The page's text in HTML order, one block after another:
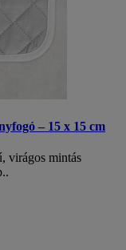
– 15 x 15 cm
virágos mintás